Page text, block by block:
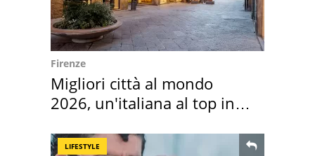
Firenze
Migliori città al mondo
2026, un'italiana al top in
LIFESTYLE